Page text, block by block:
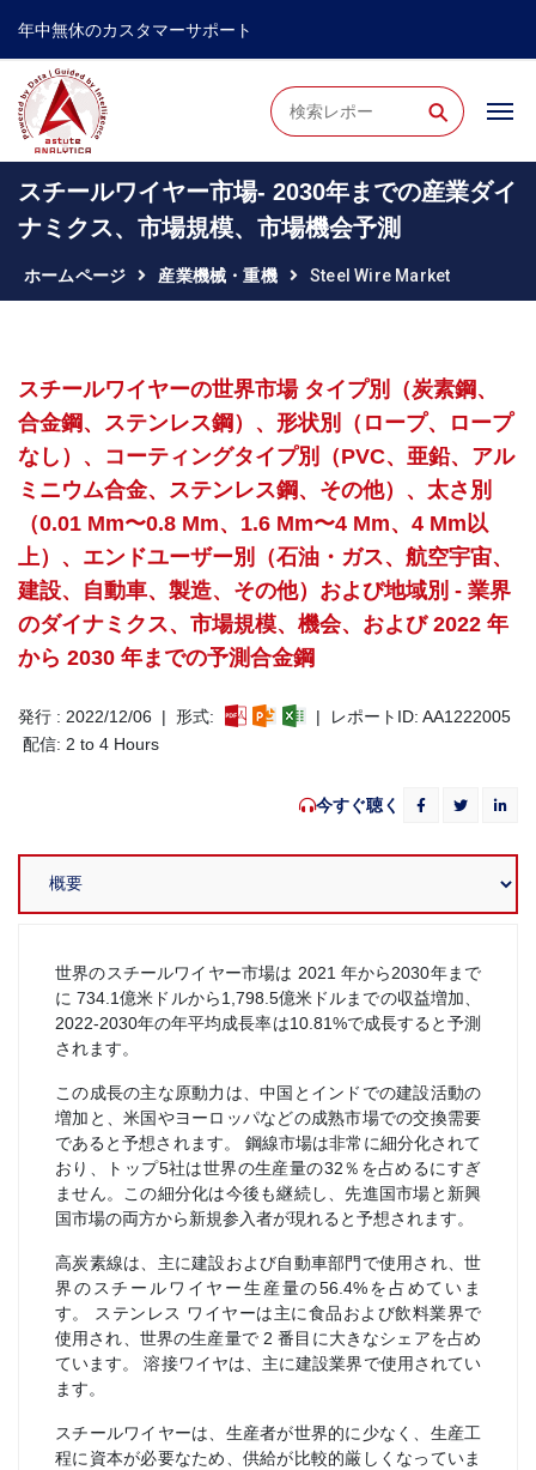
年中無休のカスタマーサポート
⚲
スチールワイヤー市場- 2030年までの産業ダイ
ナミクス、市場規模、市場機会予測
ホームページ 産業機械・重機 Steel Wire Market
スチールワイヤーの世界市場 タイプ別（炭素鋼、
合金鋼、ステンレス鋼）、形状別（ロープ、ロープ
なし）、コーティングタイプ別（PVC、亜鉛、アル
ミニウム合金、ステンレス鋼、その他）、太さ別
（0.01 Mm〜0.8 Mm、1.6 Mm〜4 Mm、4 Mm以
上）、エンドユーザー別（石油・ガス、航空宇宙、
建設、自動車、製造、その他）および地域別 - 業界
のダイナミクス、市場規模、機会、および 2022 年
から 2030 年までの予測合金鋼
発行 : 2022/12/06 | 形式:
| レポートID: AA1222005
配信: 2 to 4 Hours
今すぐ聴く
世界のスチールワイヤー市場は 2021 年から2030年まで
に 734.1億米ドルから1,798.5億米ドルまでの収益増加、
2022-2030年の年平均成長率は10.81%で成長すると予測
されます。
この成長の主な原動力は、中国とインドでの建設活動の
増加と、米国やヨーロッパなどの成熟市場での交換需要
であると予想されます。 鋼線市場は非常に細分化されて
おり、トップ5社は世界の生産量の32％を占めるにすぎ
ません。この細分化は今後も継続し、先進国市場と新興
国市場の両方から新規参入者が現れると予想されます。
高炭素線は、主に建設および自動車部門で使用され、世
界のスチールワイヤー生産量の56.4%を占めていま
す。 ステンレス ワイヤーは主に食品および飲料業界で
使用され、世界の生産量で 2 番目に大きなシェアを占め
ています。 溶接ワイヤは、主に建設業界で使用されてい
ます。
スチールワイヤーは、生産者が世界的に少なく、生産工
程に資本が必要なため、供給が比較的厳しくなっていま